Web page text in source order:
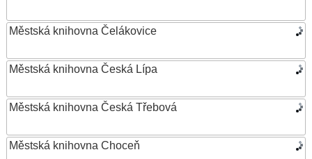
Městská knihovna Čelákovice
Městská knihovna Česká Lípa
Městská knihovna Česká Třebová
Městská knihovna Choceň